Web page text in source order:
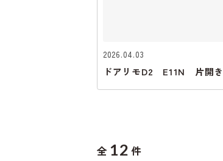
2026.04.03
ドアリモD2 E11N 片開
全 12 件